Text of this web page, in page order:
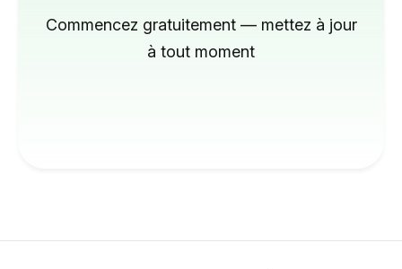
Commencez gratuitement — mettez à jour
à tout moment